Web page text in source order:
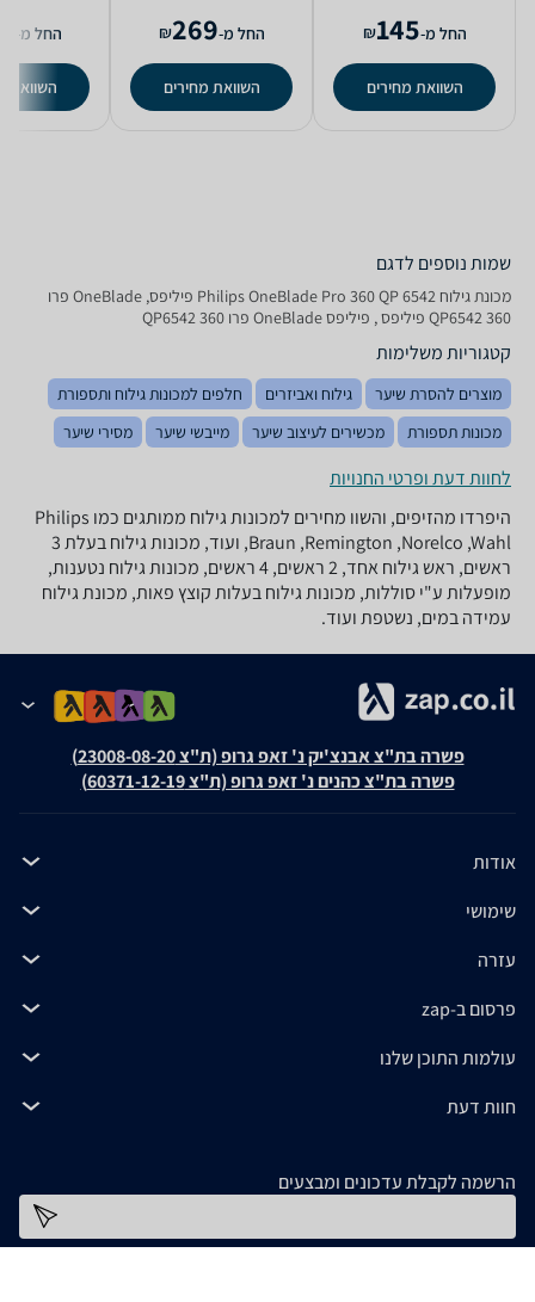
החל מ-145
₪
השוואת מחירים
החל מ-269
₪
השוואת מחירים
החל מ-
השוואת
שמות נוספים לדגם
מכונת גילוח Philips OneBlade Pro 360 QP 6542 פיליפס, OneBlade פרו
360 QP6542 פיליפס , פיליפס OneBlade פרו 360 QP6542
קטגוריות משלימות
מוצרים להסרת שיער גילוח ואביזרים
חלפים למכונות גילוח ותספורת
מכונות תספורת
מכשירים לעיצוב שיער מייבשי שיער מסירי שיער
לחוות דעת ופרטי החנויות
היפרדו מהזיפים, והשוו מחירים למכונות גילוח ממותגים כמו Philips
,Braun ,Remington ,Norelco ,Wahl ועוד, מכונות גילוח בעלת 3
ראשים, ראש גילוח אחד, 2 ראשים, 4 ראשים, מכונות גילוח נטענות,
מופעלות ע"י סוללות, מכונות גילוח בעלות קוצץ פאות, מכונת גילוח
עמידה במים, נשטפת ועוד.
פשרה בת"צ אבנצ'יק נ' זאפ גרופ (ת"צ 23008-08-20)
פשרה בת"צ כהנים נ' זאפ גרופ (ת"צ 60371-12-19)
אודות
שימושי
עזרה
פרסום ב-zap
עולמות התוכן שלנו
חוות דעת
הרשמה לקבלת עדכונים ומבצעים